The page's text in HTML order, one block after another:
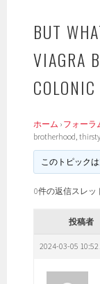
BUT
VIAGRA
ホーム › フォーラ
brotherhood,
このトピックは
0件の返信スレッ
投稿者
2024-03-05 10:52